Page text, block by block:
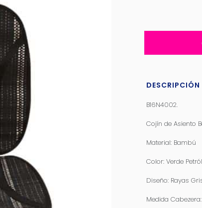
DESCRIPCIÓN
B16N4002.
Cojín de Asiento
Material: Bambú
Color: Verde
Diseño: Rayas
Medida Cabezera: